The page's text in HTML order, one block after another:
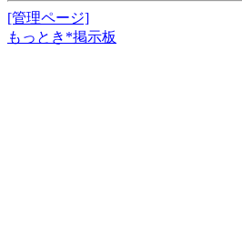
[管理ページ]
もっとき*掲示板